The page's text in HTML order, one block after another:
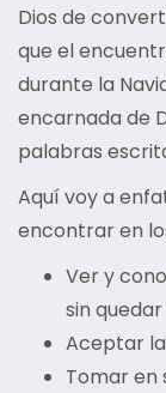
Dios de
que el
durante la
encarnada de
palabras
Aquí voy a
encontrar en
Ver y
sin quedar
Aceptar
Tomar en